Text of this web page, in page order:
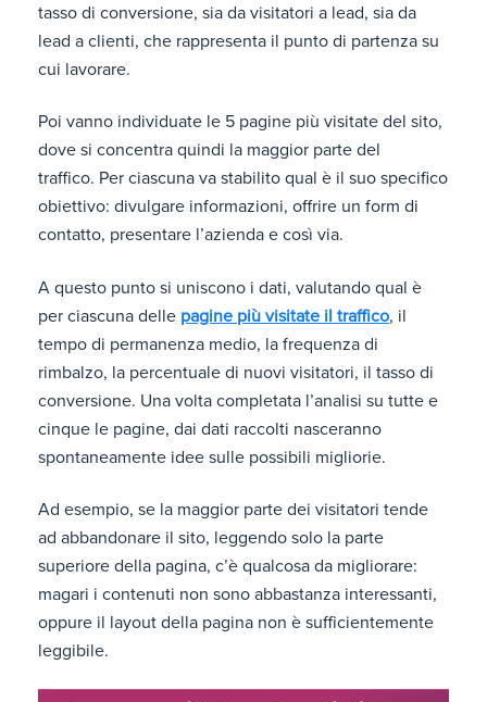
tasso di conversione, sia da visitatori a lead, sia da
lead a clienti, che rappresenta il punto di partenza su
cui lavorare.
Poi vanno individuate le 5 pagine più visitate del sito,
dove si concentra quindi la maggior parte del
traffico. Per ciascuna va stabilito qual è il suo specifico
obiettivo: divulgare informazioni, offrire un form di
contatto, presentare l’azienda e così via.
A questo punto si uniscono i dati, valutando qual è
per ciascuna delle pagine più visitate il traffico, il
tempo di permanenza medio, la frequenza di
rimbalzo, la percentuale di nuovi visitatori, il tasso di
conversione. Una volta completata l’analisi su tutte e
cinque le pagine, dai dati raccolti nasceranno
spontaneamente idee sulle possibili migliorie.
Ad esempio, se la maggior parte dei visitatori tende
ad abbandonare il sito, leggendo solo la parte
superiore della pagina, c’è qualcosa da migliorare:
magari i contenuti non sono abbastanza interessanti,
oppure il layout della pagina non è sufficientemente
leggibile.